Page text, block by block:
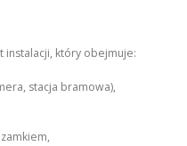
instalacji, który obejmuje:
stacja bramowa),